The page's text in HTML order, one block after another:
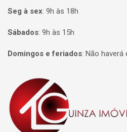
Seg à sex: 9h às 18h
Sábados: 9h às 15h
Domingos e feriados: Não haverá
Página inicial